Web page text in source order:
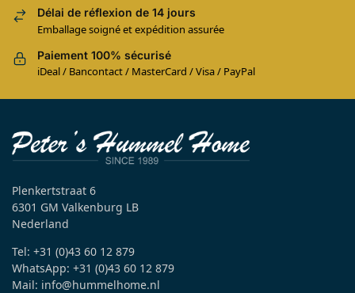
Délai de réflexion de 14 jours
Emballage soigné et expédition assurée
Paiement 100% sécurisé
iDeal / Bancontact / MasterCard / Visa / PayPal
Plenkertstraat 6
6301 GM Valkenburg LB
Nederland
Tel: +31 (0)43 60 12 879
WhatsApp: +31 (0)43 60 12 879
Mail: info@hummelhome.nl